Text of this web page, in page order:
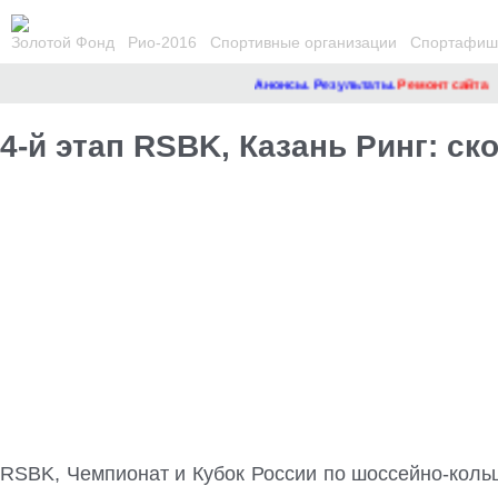
Золотой Фонд Рио-2016 Спортивные организации
Анонсы. Результаты.Ремонт сайта
4-й этап RSBK, Казань Ринг:
RSBK, Чемпионат и Кубок России по шоссейно-